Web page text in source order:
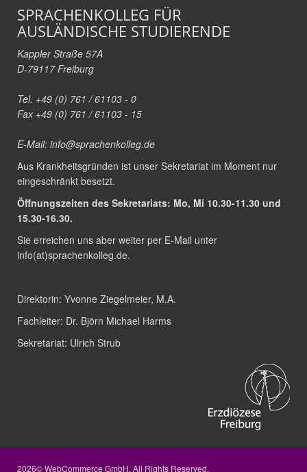
SPRACHENKOLLEG FÜR
AUSLÄNDISCHE STUDIERENDE
Kappler Straße 57A
D-79117 Freiburg
Tel. +49 (0) 761 / 61103 - 0
Fax +49 (0) 761 / 61103 - 15
E-Mail: info@sprachenkolleg.de
Aus Krankheitsgründen ist unser Sekretariat im Moment nur
eingeschränkt besetzt.
Öffnungszeiten des Sekretariats: Mo, Mi 10.30-11.30 und
15.30-16.30.
Sie erreichen uns aber weiter per E-Mail unter
info(at)sprachenkolleg.de.
Direktorin: Yvonne Ziegelmeier, M.A.
Fachleiter: Dr. Björn Michael Harms
Sekretariat: Ulrich Strub
2026© WebCommerce GmbH. All Rights Reserved.